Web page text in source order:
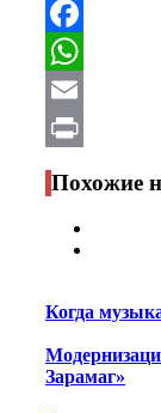
Telegram
Facebook
WhatsApp
Email
Print
Похожие
Когда
Зарамаг»